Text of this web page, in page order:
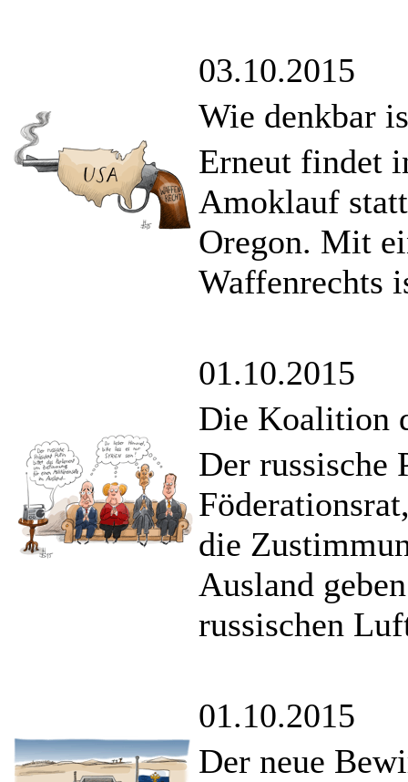
03.10.2015
Wie denkbar
Erneut findet
Amoklauf
Oregon. Mit
Waffenrechts
01.10.2015
Die Koalition
Der russische
die
Ausland
russischen
01.10.2015
Der neue